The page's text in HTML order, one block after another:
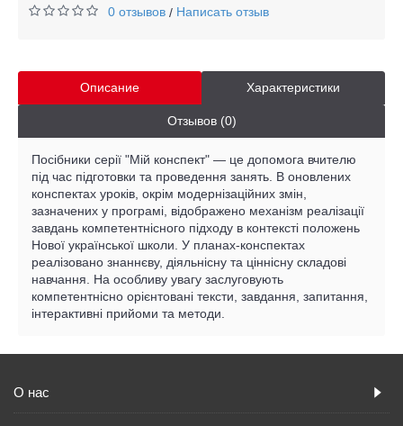
0 отзывов / Написать отзыв
Описание Характеристики
Отзывов (0)
Посібники серії "Мій конспект" — це допомога вчителю
під час підготовки та проведення занять. В оновлених
конспектах уроків, окрім модернізаційних змін,
зазначених у програмі, відображено механізм реалізації
завдань компетентнісного підходу в контексті положень
Нової української школи. У планах-конспектах
реалізовано знаннєву, діяльнісну та ціннісну складові
навчання. На особливу увагу заслуговують
компетентнісно орієнтовані тексти, завдання, запитання,
інтерактивні прийоми та методи.
О нас